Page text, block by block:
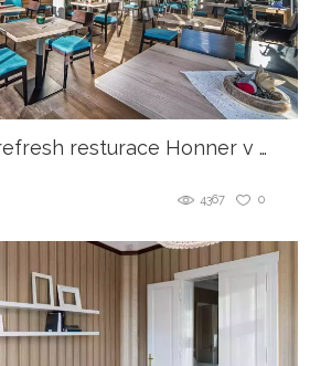
Kompletní refresh resturace Honner v Českých Budějovicích.
0
4367